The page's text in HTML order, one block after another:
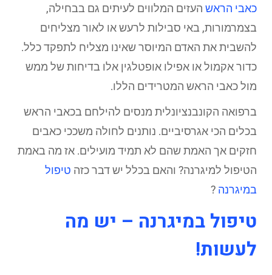
כאבי הראש העזים המלווים לעיתים גם בבחילה,
בצמרמורות, באי סבילות לרעש או לאור מצליחים
להשבית את האדם המיוסר שאינו מצליח לתפקד כלל.
כדור אקמול או אפילו אופטלגין אלו בדיחות של ממש
מול כאבי הראש המטרידים הללו.
ברפואה הקונבנציונלית מנסים להילחם בכאבי הראש
בכלים הכי אגרסיביים. נותנים לחולה משככי כאבים
חזקים אך האמת שהם לא תמיד מועילים. אז מה באמת
הטיפול למיגרנה? והאם בכלל יש דבר כזה טיפול
במיגרנה ?
טיפול במיגרנה – יש מה
לעשות!